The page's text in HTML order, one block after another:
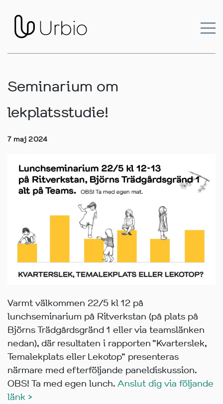
Seminarium om
lekplatsstudie!
7 maj 2024
Varmt välkommen 22/5 kl 12 på
lunchseminarium på Ritverkstan (på plats på
Björns Trädgårdsgränd 1 eller via teamslänken
nedan), där resultaten i rapporten ”Kvarterslek,
Temalekplats eller Lekotop” presenteras
närmare med efterföljande paneldiskussion.
OBS! Ta med egen lunch.Anslut dig via följande
länk >